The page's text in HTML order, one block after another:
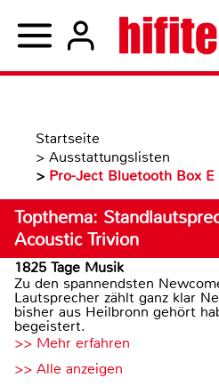
Startseite
> Ausstattungslisten
> Pro-Ject Bluetooth Box E
Topthema:
Acoustic Trivion
1825 Tage Musik
Zu den spannendsten
Lautsprecher zählt ganz klar
bisher aus Heilbronn gehört
begeistert.
>> Mehr erfahren
>> Alle anzeigen